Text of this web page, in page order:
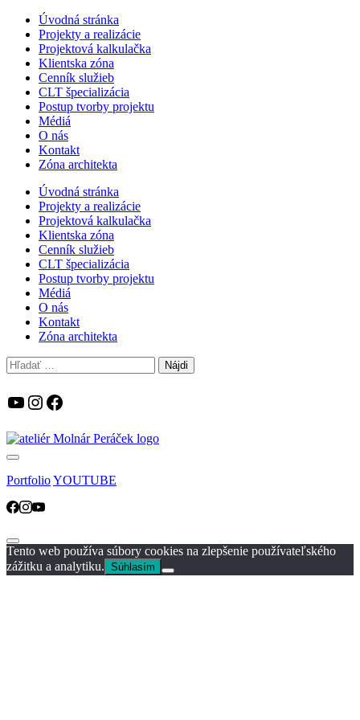
Úvodná stránka
Projekty a realizácie
Projektová kalkulačka
Klientska zóna
Cenník služieb
CLT špecializácia
Postup tvorby projektu
Médiá
O nás
Kontakt
Zóna architekta
Úvodná stránka
Projekty a realizácie
Projektová kalkulačka
Klientska zóna
Cenník služieb
CLT špecializácia
Postup tvorby projektu
Médiá
O nás
Kontakt
Zóna architekta
Hľadať:
YouTube
Instagram
Facebook
PortfolioYOUTUBE
Tento web používa súbory cookies na zlepšenie používateľského
zážitku a analytiku. Súhlasím